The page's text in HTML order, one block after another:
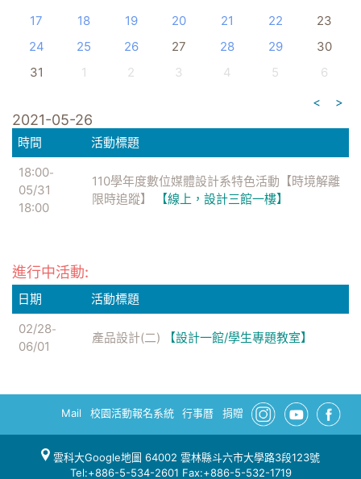
17
18 19 20 21 22
23
24
25 26 27 28 29
30
31
1 2 3 4 5
6
<
>
2021-05-26
時間
活動標題
18:00-
05/31
18:00
110學年度數位媒體設計系特色活動【時境解離
限時追蹤】
【線上，設計三館一樓】
進行中活動:
日期
活動標題
02/28-
06/01
產品設計(二) 【設計一館/學生專題教室】
Mail 校園活動報名系統 行事曆 捐贈
雲科大Google地圖 64002 雲林縣斗六市大學路3段123號
Tel:+886-5-534-2601 Fax:+886-5-532-1719